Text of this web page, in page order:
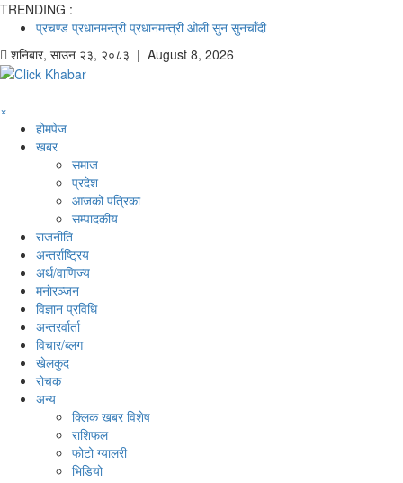
TRENDING :
प्रचण्ड प्रधानमन्त्री प्रधानमन्त्री ओली सुन सुनचाँदी
शनिबार, साउन २३, २०८३ | August 8, 2026
×
होमपेज
खबर
समाज
प्रदेश
आजको पत्रिका
सम्पादकीय
राजनीति
अन्तर्राष्ट्रिय
अर्थ/वाणिज्य
मनाेरञ्जन
विज्ञान प्रविधि
अन्तरर्वार्ता
विचार/ब्लग
खेलकुद
रोचक
अन्य
क्लिक खबर विशेष
राशिफल
फोटो ग्यालरी
भिडियो